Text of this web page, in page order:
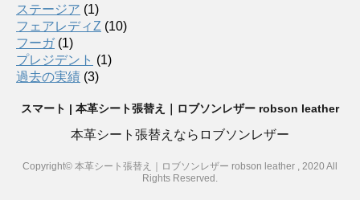
ステージア (1)
フェアレディZ (10)
フーガ(1)
プレジデント (1)
過去の実績 (3)
スマート | 本革シート張替え｜ロブソンレザー robson leather
本革シート張替えならロブソンレザー
Copyright© 本革シート張替え｜ロブソンレザー robson leather , 2020 All
Rights Reserved.